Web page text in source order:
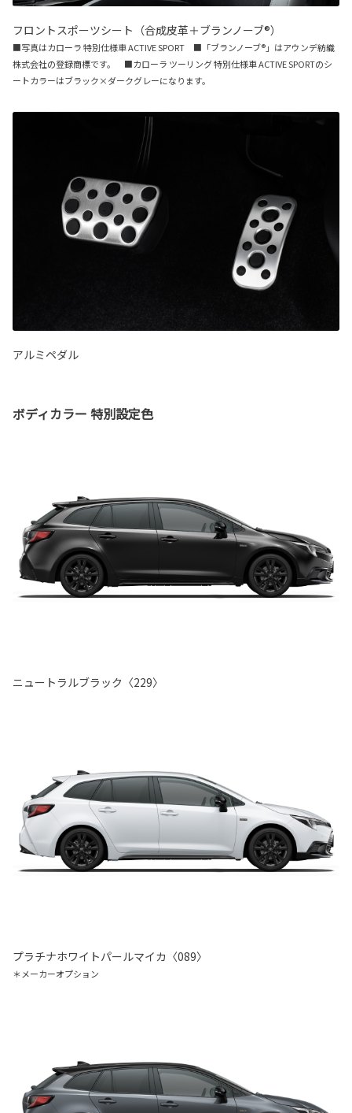
フロントスポーツシート（合成皮革＋ブランノーブ®）
■写真はカローラ 特別仕様車 ACTIVE SPORT ■「ブランノーブ®」はアウンデ紡織
株式会社の登録商標です。 ■カローラ ツーリング 特別仕様車 ACTIVE SPORTのシ
ートカラーはブラック×ダークグレーになります。
アルミペダル
ボディカラー 特別設定色
ニュートラルブラック〈229〉
プラチナホワイトパールマイカ〈089〉
＊メーカーオプション